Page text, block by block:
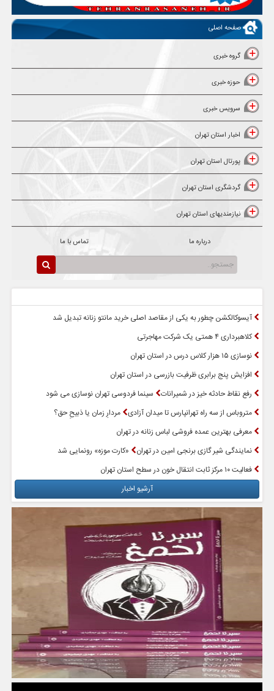
صفحه اصلی
گروه خبری
حوزه خبری
سرویس خبری
اخبار استان تهران
پورتال استان تهران
گردشگری استان تهران
نیازمندیهای استان تهران
درباره ما تماس با ما
آیسوکالکشن چطور به یکی از مقاصد اصلی خرید مانتو زنانه تبدیل شد
کلاهبرداری ۴ همتی یک شرکت مهاجرتی
نوسازی ۱۵ هزار کلاس درس در استان تهران
افزایش پنج برابری ظرفیت بازرسی در استان تهران
رفع نقاط حادثه خیز در شمیرانات
سینما فردوسی تهران نوسازی می شود
متروباس از سه راه تهرانپارس تا میدان آزادی مردارِ زمان یا ذبیحِ حق؟
معرفی بهترین عمده فروشی لباس زنانه در تهران
نمایندگی شیر گازی برنجی امین در تهران
«کارت موزه» رونمایی شد
فعالیت ۱۰ مرکز ثابت انتقال خون در سطح استان تهران
آرشیو اخبار